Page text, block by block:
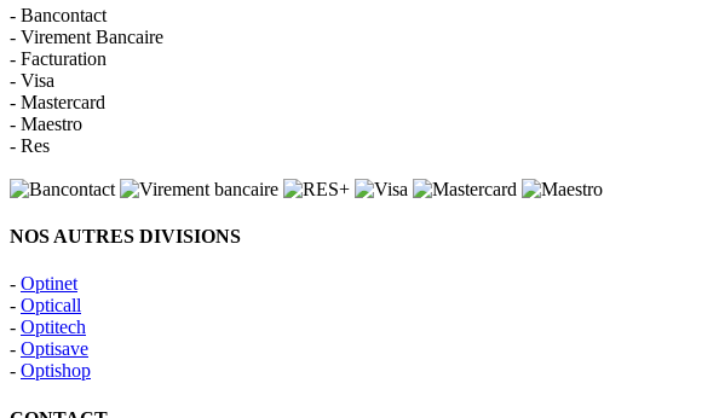
- Bancontact
- Virement Bancaire
- Facturation
- Visa
- Mastercard
- Maestro
- Res
NOS AUTRES DIVISIONS
- Optinet
- Opticall
- Optitech
- Optisave
- Optishop